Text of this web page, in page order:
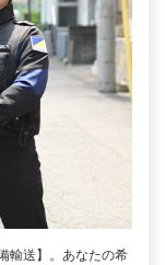
輸送】。あなたの希